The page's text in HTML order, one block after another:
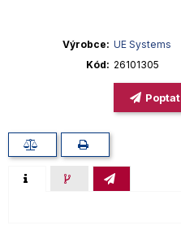
Výrobce
UE Systems
Kód
26101305
Poptat